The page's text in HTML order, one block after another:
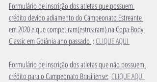
Formulário de inscrição dos atletas que possuem
crédito devido adiamento do Campeonato Estreante
em 2020 e que competiram(estrearam) na Copa Body
Classic em Goiânia ano passado : CLIQUE AQUI
Formulário de inscrição dos atletas que não possuem
crédito para o Campeonato Brasiliense: CLIQUE AQUI